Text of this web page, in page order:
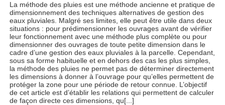
La méthode des pluies est une méthode ancienne et pratique de
dimensionnement des techniques alternatives de gestion des
eaux pluviales. Malgré ses limites, elle peut être utile dans deux
situations : pour prédimensionner les ouvrages avant de vérifier
leur fonctionnement avec une méthode plus complète ou pour
dimensionner des ouvrages de toute petite dimension dans le
cadre d’une gestion des eaux pluviales à la parcelle. Cependant,
sous sa forme habituelle et en dehors des cas les plus simples,
la méthode des pluies ne permet pas de déterminer directement
les dimensions à donner à l’ouvrage pour qu’elles permettent de
protéger la zone pour une période de retour connue. L’objectif
de cet article est d’établir les relations qui permettent de calculer
de façon directe ces dimensions, qu[...]